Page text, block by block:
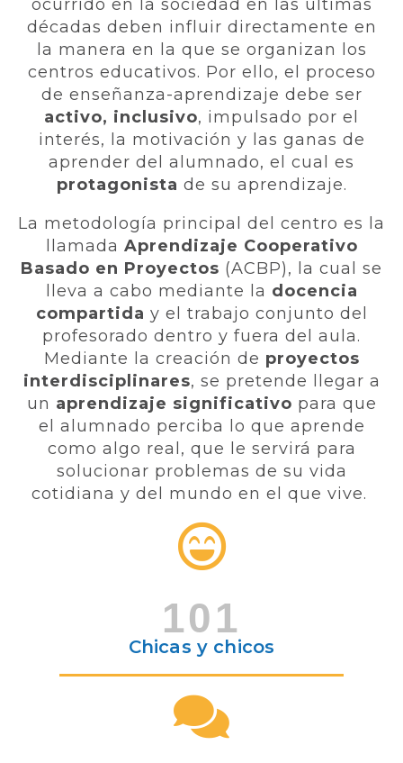
ocurrido en la sociedad en las últimas
décadas deben influir directamente en
la manera en la que se organizan los
centros educativos. Por ello, el proceso
de enseñanza-aprendizaje debe ser
activo, inclusivo, impulsado por el
interés, la motivación y las ganas de
aprender del alumnado, el cual es
protagonista de su aprendizaje.
La metodología principal del centro es la
llamada Aprendizaje Cooperativo
Basado en Proyectos (ACBP), la cual se
lleva a cabo mediante la docencia
compartida y el trabajo conjunto del
profesorado dentro y fuera del aula.
Mediante la creación de proyectos
interdisciplinares, se pretende llegar a
un aprendizaje significativo para que
el alumnado perciba lo que aprende
como algo real, que le servirá para
solucionar problemas de su vida
cotidiana y del mundo en el que vive.
101
Chicas y chicos